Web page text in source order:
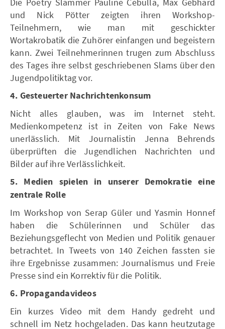
und Nick Pötter zeigten ihren Workshop-
Teilnehmern, wie man mit geschickter
Wortakrobatik die Zuhörer einfangen und begeistern
kann. Zwei Teilnehmerinnen trugen zum Abschluss
des Tages ihre selbst geschriebenen Slams über den
Jugendpolitiktag vor.
4. Gesteuerter Nachrichtenkonsum
Nicht alles glauben, was im Internet steht.
Medienkompetenz ist in Zeiten von Fake News
unerlässlich. Mit Journalistin Jenna Behrends
überprüften die Jugendlichen Nachrichten und
Bilder auf ihre Verlässlichkeit.
5. Medien spielen in unserer Demokratie eine
zentrale Rolle
Im Workshop von Serap Güler und Yasmin Honnef
haben die Schülerinnen und Schüler das
Beziehungsgeflecht von Medien und Politik genauer
betrachtet. In Tweets von 140 Zeichen fassten sie
ihre Ergebnisse zusammen: Journalismus und Freie
Presse sind ein Korrektiv für die Politik.
6. Propagandavideos
Ein kurzes Video mit dem Handy gedreht und
schnell im Netz hochgeladen. Das kann heutzutage